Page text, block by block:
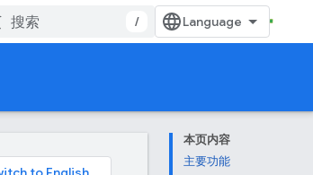
/
本页内容
主要功能